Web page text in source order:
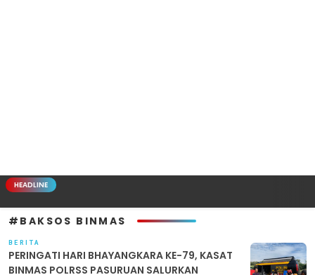
HEADLINE
#BAKSOS BINMAS
BERITA
PERINGATI HARI BHAYANGKARA KE-79, KASAT
BINMAS POLRSS PASURUAN SALURKAN